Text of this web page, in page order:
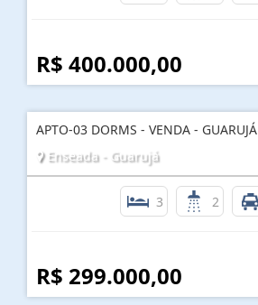
R$ 400.000,00
APTO-03 DORMS - VENDA - GUARUJÁ
Enseada - Guarujá
3 2
R$ 299.000,00